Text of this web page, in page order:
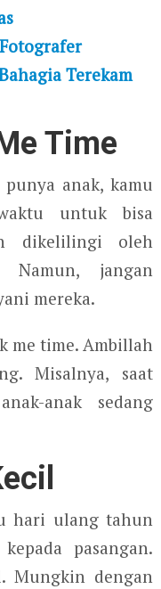
Terekam
Time
anak, kamu
untuk bisa
dikelilingi oleh
Namun, jangan
mereka.
me time. Ambillah
Misalnya, saat
anak sedang
hari ulang tahun
pasangan.
Mungkin dengan